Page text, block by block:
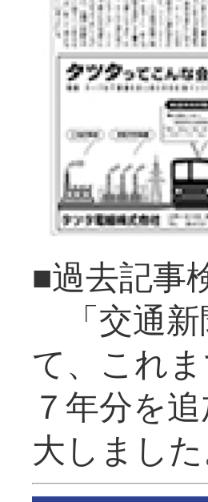
■過去記事
「交通
て、これ
７年分を
大し